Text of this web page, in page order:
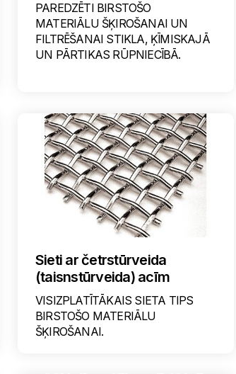
PAREDZĒTI BIRSTOŠO
MATERIĀLU ŠĶIROŠANAI UN
FILTRĒŠANAI STIKLA, ĶĪMISKAJĀ
UN PĀRTIKAS RŪPNIECĪBĀ.
Sieti ar četrstūrveida
(taisnstūrveida) acīm
VISIZPLATĪTĀKAIS SIETA TIPS
BIRSTOŠO MATERIĀLU
ŠĶIROŠANAI.